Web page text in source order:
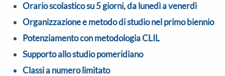
Orario scolastico su 5 giorni, da lunedì a venerdì
Organizzazione e metodo di studio nel primo biennio
Potenziamento con metodologia CLIL
Supporto allo studio pomeridiano
Classi a numero limitato